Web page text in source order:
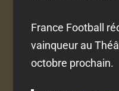
France Football
vainqueur au
octobre prochain.